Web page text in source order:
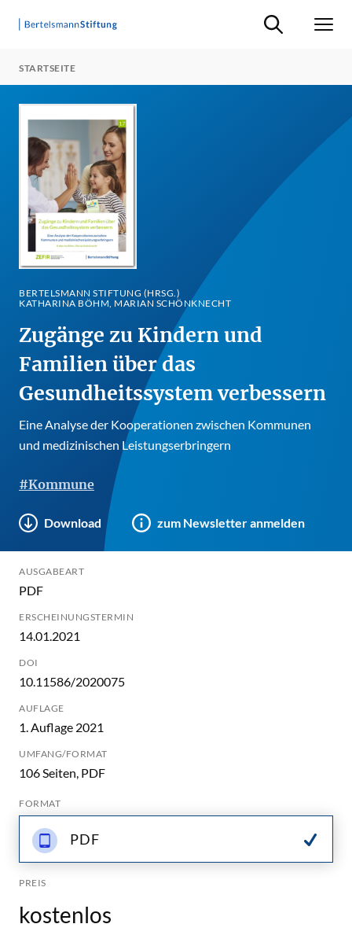
Suche ein-/
STARTSEITE
BERTELSMANN STIFTUNG (HRSG.)
KATHARINA BÖHM, MARIAN SCHÖNKNECHT
Zugänge zu Kindern und
Familien über das
Gesundheitssystem verbessern
Eine Analyse der Kooperationen zwischen Kommunen
und medizinischen Leistungserbringern
#Kommune
Download zum Newsletter anmelden
AUSGABEART
PDF
ERSCHEINUNGSTERMIN
14.01.2021
DOI
10.11586/2020075
AUFLAGE
1. Auflage 2021
UMFANG/FORMAT
106 Seiten, PDF
FORMAT
PDF
PREIS
kostenlos